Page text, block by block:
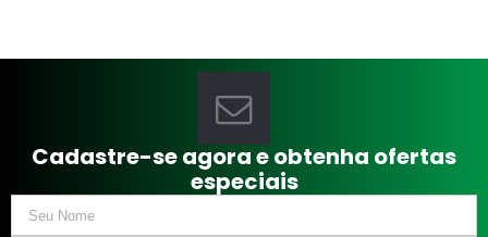
Cadastre-se agora e obtenha ofertas
especiais